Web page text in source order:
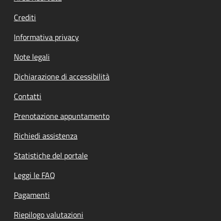
Crediti
Informativa privacy
Note legali
Dichiarazione di accessibilità
Contatti
Prenotazione appuntamento
Richiedi assistenza
Statistiche del portale
Leggi le FAQ
Pagamenti
Riepilogo valutazioni